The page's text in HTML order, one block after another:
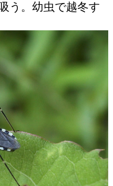
う。幼虫で越冬す